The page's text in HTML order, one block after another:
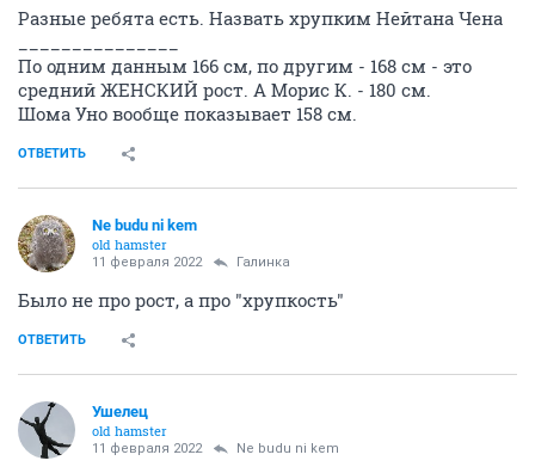
Разные ребята есть. Назвать хрупким Нейтана Чена
По одним данным 166 см, по другим - 168 см - это
средний ЖЕНСКИЙ рост. А Морис К. - 180 см.
Шома Уно вообще показывает 158 см.
ОТВЕТИТЬ
Ne budu ni kem
old hamster
11 февраля 2022 Галинка
Было не про рост, а про "хрупкость"
ОТВЕТИТЬ
Ушелец
old hamster
11 февраля 2022 Ne budu ni kem